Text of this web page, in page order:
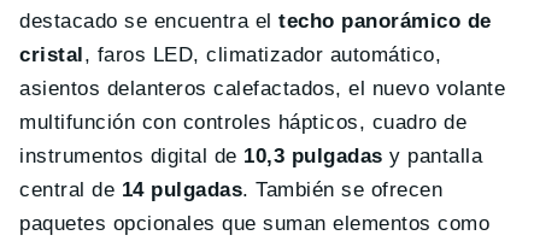
destacado se encuentra eltecho panorámico de
cristal, faros LED, climatizador automático,
asientos delanteros calefactados, el nuevo volante
multifunción con controles hápticos, cuadro de
instrumentos digital de 10,3 pulgadas y pantalla
central de 14 pulgadas. También se ofrecen
paquetes opcionales que suman elementos como